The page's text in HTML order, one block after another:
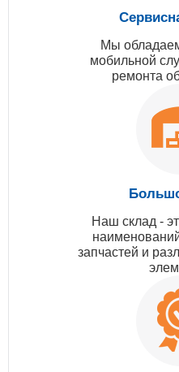
Мы
мобильной
ремонта
Наш склад -
запчастей и